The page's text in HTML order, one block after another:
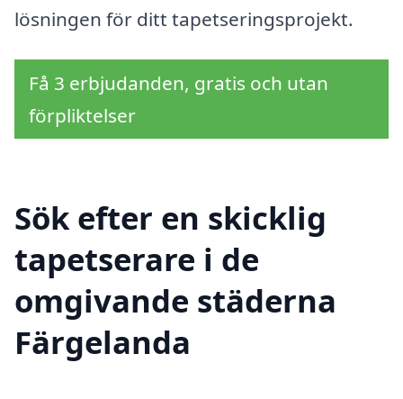
lösningen för ditt tapetseringsprojekt.
Få 3 erbjudanden, gratis och utan
förpliktelser
Sök efter en skicklig
tapetserare i de
omgivande städerna
Färgelanda